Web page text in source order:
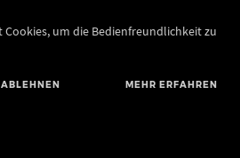
Cookies, um die Bedienfreundlichkeit zu
ABLEHNEN MEHR ERFAHREN